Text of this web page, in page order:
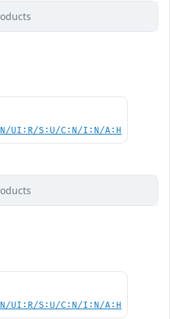
UI:R/S:U/C:N/I:N/A:H
UI:R/S:U/C:N/I:N/A:H